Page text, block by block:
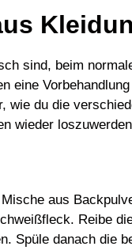
sind, beim
eine
wie du die
wieder
aus
Reibe
Spüle danach die